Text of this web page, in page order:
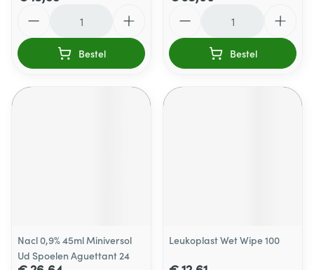
Bestel Bestel
Nacl 0,9% 45ml Miniversol
Ud Spoelen Aguettant 24
Leukoplast Wet Wipe 100